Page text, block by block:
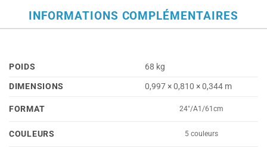
INFORMATIONS COMPLÉMENTAIRES
POIDS
68 kg
DIMENSIONS
0,997 × 0,810 × 0,344 m
FORMAT 24"/A1/61cm
COULEURS 5 couleurs